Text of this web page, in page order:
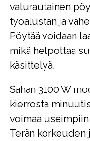
valurautainen
työalustan ja
Pöytää voidaan
mikä helpottaa
käsittelyä.
Sahan 3100 W
kierrosta
voimaa
Terän korkeuden